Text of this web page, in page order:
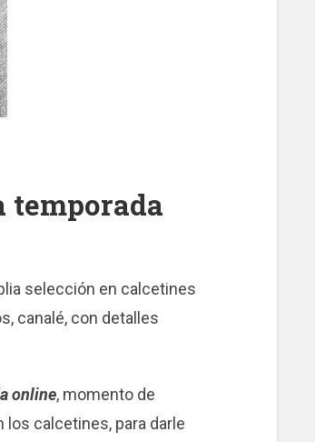
temporada
selección en calcetines
canalé, con detalles
online, momento de
calcetines, para darle